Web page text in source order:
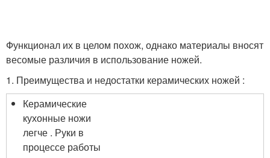
Функционал их в целом похож, однако материалы вносят
весомые различия в использование ножей.
1. Преимущества и недостатки керамических ножей :
Керамические
кухонные ножи
легче . Руки в
процессе работы